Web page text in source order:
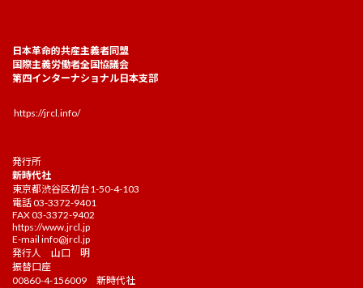
日本革命的共産主義者同盟
国際主義労働者全国協議会
第四インターナショナル日本支部
https://jrcl.info/
発行所
新時代社
東京都渋谷区初台1-50-4-103
電話 03-3372-9401
FAX 03-3372-9402
https://www.jrcl.jp
E-mail info@jrcl.jp
発行人 山口 明
振替口座
00860-4-156009 新時代社